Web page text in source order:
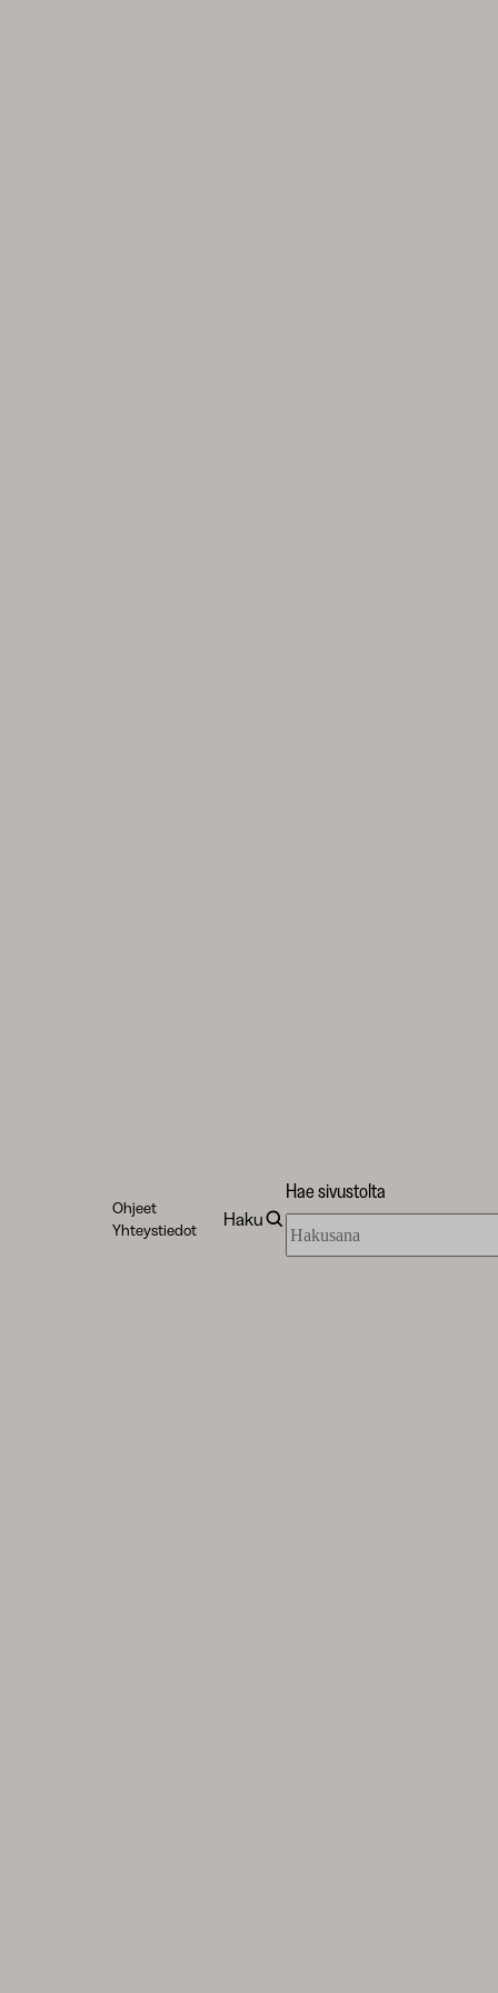
Ohjeet
Yhteystiedot
Haku
Hae sivustolta
sivustolta